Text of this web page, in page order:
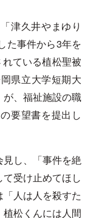
津久井やまゆり
た事件から3年を
ている植松聖被
県立大学短期大
、福祉施設の職
要望書を提出し
し、「事件を絶
受け止めてほし
人は人を殺すた
松くんには人間